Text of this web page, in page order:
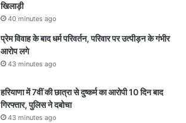
खिलाड़ी
40 minutes ago
प्रेम विवाह के बाद धर्म परिवर्तन, परिवार पर उत्पीड़न के गंभीर
आरोप लगे
43 minutes ago
हरियाणा में 7वीं की छात्रा से दुष्कर्म का आरोपी 10 दिन बाद
गिरफ्तार, पुलिस ने दबोचा
43 minutes ago